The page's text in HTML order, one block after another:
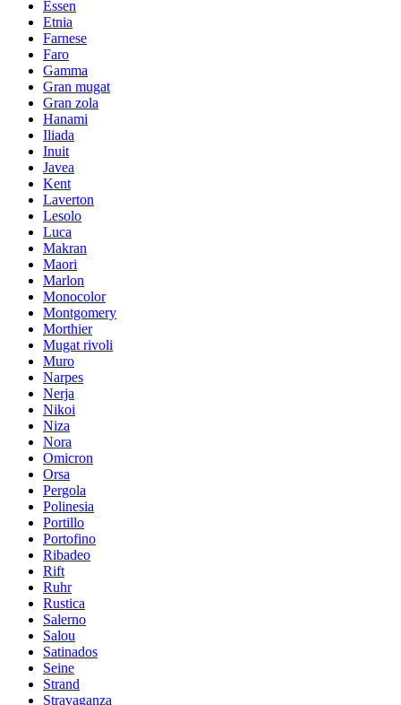
Essen
Etnia
Farnese
Faro
Gamma
Gran mugat
Gran zola
Hanami
Iliada
Inuit
Javea
Kent
Laverton
Lesolo
Luca
Makran
Maori
Marlon
Monocolor
Montgomery
Morthier
Mugat rivoli
Muro
Narpes
Nerja
Nikoi
Niza
Nora
Omicron
Orsa
Pergola
Polinesia
Portillo
Portofino
Ribadeo
Rift
Ruhr
Rustica
Salerno
Salou
Satinados
Seine
Strand
Stravaganza